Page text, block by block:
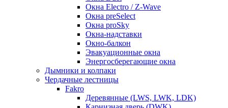
Окна Electro / Z-Wave
Окна preSelect
Окна proSky
Окна-надставки
Окно-балкон
Эвакуационные окна
Энергосберегающие окна
Дымники и колпаки
Чердачные лестницы
Fakro
Деревянные (LWS, LWK, LDK)